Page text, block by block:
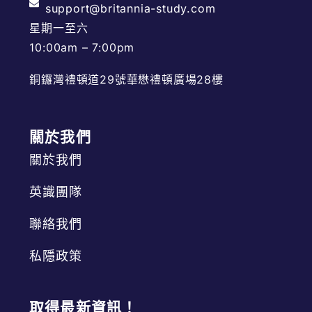
support@britannia-study.com
星期一至六
10:00am – 7:00pm
銅鑼灣禮頓道29號華懋禮頓廣場28樓
關於我們
關於我們
英識團隊
聯絡我們
私隱政策
取得最新資訊！